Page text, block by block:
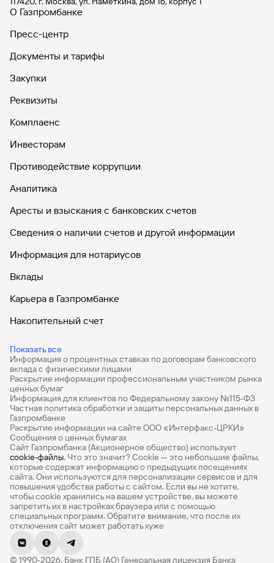
О Газпромбанке
Пресс-центр
Документы и тарифы
Закупки
Реквизиты
Комплаенс
Инвесторам
Противодействие коррупции
Аналитика
Аресты и взыскания с банковских счетов
Сведения о наличии счетов и другой информации
Информация для нотариусов
Вклады
Карьера в Газпромбанке
Накопительный счет
Показать все
Дебетовые карты с бесплатным обслуживанием
Все накопительные счета
Банковские вклады на 3 месяца
Вклады с высоким процентом
Калькулятор вкладов
Виртуальные карты
Премиум
Private
РКО
Информация о процентных ставках по договорам банковского
вклада с физическими лицами
Раскрытие информации профессиональным участником рынка
ценных бумаг
Информация для клиентов по Федеральному закону №115-ФЗ
Частная политика обработки и защиты персональных данных в
Газпромбанке
Раскрытие информации на сайте ООО «Интерфакс-ЦРКИ»
Сообщения о ценных бумагах
Сайт Газпромбанка (Акционерное общество) использует
cookie-файлы. Что это значит? Сookie — это небольшие файлы,
которые содержат информацию о предыдущих посещениях
сайта. Они используются для персонализации сервисов и для
повышения удобства работы с сайтом. Если вы не хотите,
чтобы сookie хранились на вашем устройстве, вы можете
запретить их в настройках браузера или с помощью
специальных программ. Обратите внимание, что после их
отключения сайт может работать хуже
© 1990-2026, Банк ГПБ (АО) Генеральная лицензия Банка